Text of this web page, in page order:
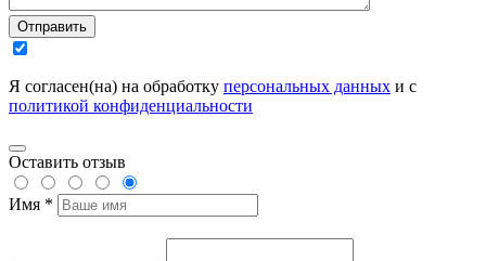
Отправить
Я согласен(на) на обработку персональных данных и с
политикой конфиденциальности
Оставить отзыв
Имя *